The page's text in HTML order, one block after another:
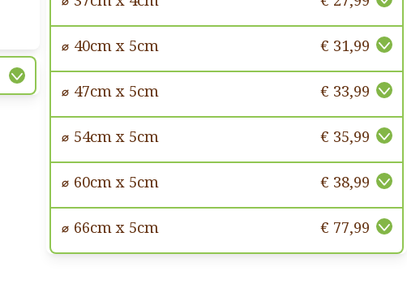
⌀ 40cm x 5cm € 31,99
⌀ 47cm x 5cm € 33,99
⌀ 54cm x 5cm € 35,99
⌀ 60cm x 5cm € 38,99
⌀ 66cm x 5cm € 77,99